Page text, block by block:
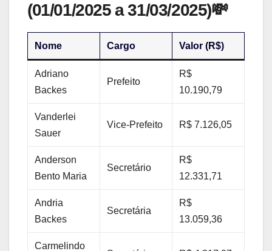
(01/01/2025 a 31/03/2025)💸
Nome Cargo Valor (R$)
Adriano
Backes
Prefeito
R$
10.190,79
Vanderlei
Sauer
Vice-Prefeito R$ 7.126,05
Anderson
Bento Maria
Secretário
R$
12.331,71
Andria
Backes
Secretária
R$
13.059,36
Carmelindo